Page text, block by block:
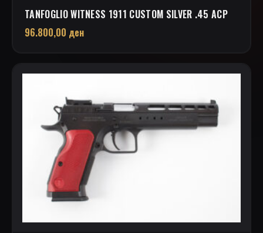
TANFOGLIO WITNESS 1911 CUSTOM SILVER .45 ACP
96.800,00 ден